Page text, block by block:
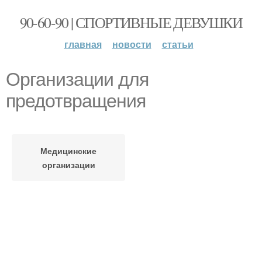
90-60-90 | СПОРТИВНЫЕ ДЕВУШКИ
главная новости статьи
Организации для
предотвращения
Медицинские
организации